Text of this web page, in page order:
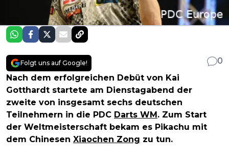
Folgt uns auf Google!
0
Nach dem erfolgreichen Debüt von Kai
Gotthardt startete am Dienstagabend der
zweite von insgesamt sechs deutschen
Teilnehmern in die PDC Darts WM . Zum Start
der Weltmeisterschaft bekam es Pikachu mit
dem Chinesen Xiaochen Zong zu tun.